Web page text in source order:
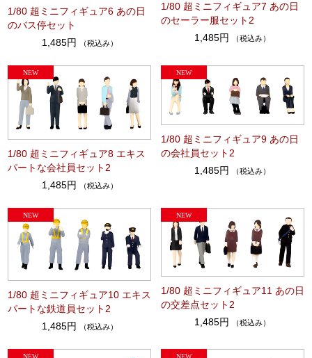
1/80 超ミニフィギュア6 あの日
のバス停セット
1,485円
（税込み）
1/80 超ミニフィギュア7 あの日
のセーラー服セット2
1,485円
（税込み）
1/80 超ミニフィギュア8 エキス
パートな会社員セット2
1,485円
（税込み）
1/80 超ミニフィギュア9 あの日
の会社員セット2
1,485円
（税込み）
1/80 超ミニフィギュア10 エキス
パートな鉄道員セット2
1,485円
（税込み）
1/80 超ミニフィギュア11 あの日
の交差点セット2
1,485円
（税込み）